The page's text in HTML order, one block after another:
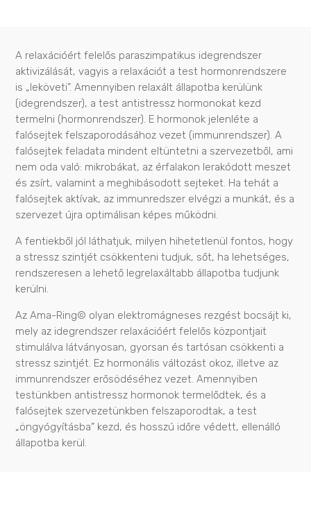
A relaxációért felelős paraszimpatikus idegrendszer
aktivizálását, vagyis a relaxációt a test hormonrendszere
is „leköveti”. Amennyiben relaxált állapotba kerülünk
(idegrendszer), a test antistressz hormonokat kezd
termelni (hormonrendszer). E hormonok jelenléte a
falósejtek felszaporodásához vezet (immunrendszer). A
falósejtek feladata mindent eltüntetni a szervezetből, ami
nem oda való: mikrobákat, az érfalakon lerakódott meszet
és zsírt, valamint a meghibásodott sejteket. Ha tehát a
falósejtek aktívak, az immunredszer elvégzi a munkát, és a
szervezet újra optimálisan képes működni.
A fentiekből jól láthatjuk, milyen hihetetlenül fontos, hogy
a stressz szintjét csökkenteni tudjuk, sőt, ha lehetséges,
rendszeresen a lehető legrelaxáltabb állapotba tudjunk
kerülni.
Az Ama-Ring© olyan elektromágneses rezgést bocsájt ki,
mely az idegrendszer relaxációért felelős központjait
stimulálva látványosan, gyorsan és tartósan csökkenti a
stressz szintjét. Ez hormonális változást okoz, illetve az
immunrendszer erősödéséhez vezet. Amennyiben
testünkben antistressz hormonok termelődtek, és a
falósejtek szervezetünkben felszaporodtak, a test
„öngyógyításba” kezd, és hosszú időre védett, ellenálló
állapotba kerül.